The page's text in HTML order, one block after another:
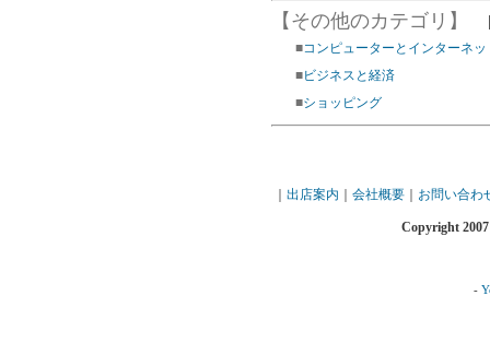
【その他のカテゴリ】
■コンピューターとインターネッ
■ビジネスと経済
■ショッピング
出店案内 会社概要 お問い合わ
Copyright
-